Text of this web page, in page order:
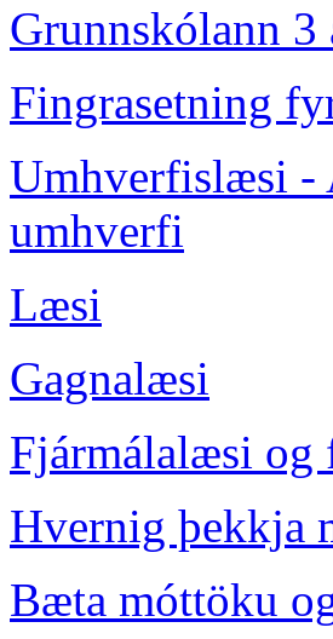
Grunnskólann
Fingrasetning
Umhverfislæsi -
umhverfi
Læsi
Gagnalæsi
Fjármálalæsi og
Hvernig þekkja
Bæta móttöku